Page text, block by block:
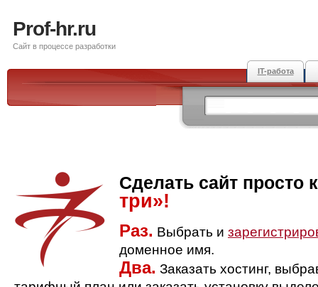
Prof-hr.ru
Сайт в процессе разработки
IT-работа
Сделать сайт просто
три»!
Раз. Выбрать и
доменное имя.
Два. Заказать хостинг,